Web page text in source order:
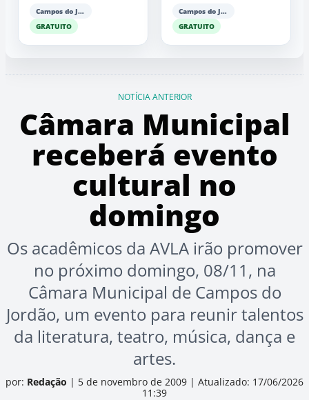
Campos do Jordão
GRATUITO
Campos do Jordão
GRATUITO
NOTÍCIA ANTERIOR
Câmara Municipal
receberá evento
cultural no
domingo
Os acadêmicos da AVLA irão promover
no próximo domingo, 08/11, na
Câmara Municipal de Campos do
Jordão, um evento para reunir talentos
da literatura, teatro, música, dança e
artes.
por: Redação | 5 de novembro de 2009 | Atualizado: 17/06/2026
11:39